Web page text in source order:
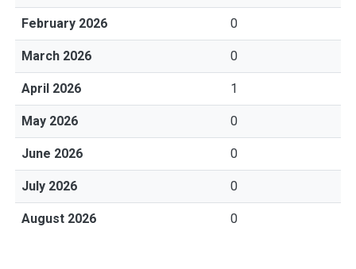
February 2026 0
March 2026 0
April 2026 1
May 2026 0
June 2026 0
July 2026 0
August 2026 0